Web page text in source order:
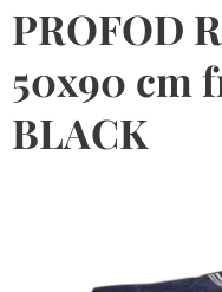
PROFOD
50x90 cm
BLACK